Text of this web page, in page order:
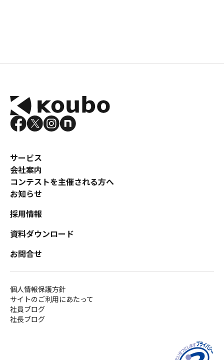
サービス
会社案内
コンテストを主催される方へ
お知らせ
採用情報
資料ダウンロード
お問合せ
個人情報保護方針
サイトのご利用にあたって
社員ブログ
社長ブログ